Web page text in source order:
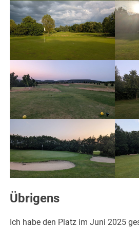
Übrigens
Ich habe den Platz im Juni 2025